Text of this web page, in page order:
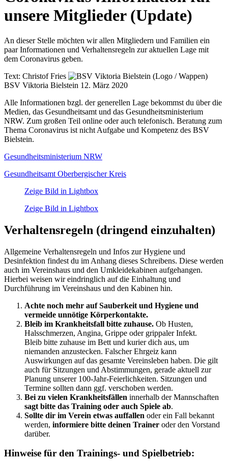
unsere Mitglieder (Update)
An dieser Stelle möchten wir allen Mitgliedern und Familien ein
paar Informationen und Verhaltensregeln zur aktuellen Lage mit
dem Coronavirus geben.
Text: Christof Fries
BSV Viktoria Bielstein 12. März 2020
Alle Informationen bzgl. der generellen Lage bekommst du über die
Medien, das Gesundheitsamt und das Gesundheitsministerium
NRW. Zum großen Teil online oder auch telefonisch. Beratung zum
Thema Coronavirus ist nicht Aufgabe und Kompetenz des BSV
Bielstein.
Gesundheitsministerium NRW
Gesundheitsamt Oberbergischer Kreis
Zeige Bild in Lightbox
Zeige Bild in Lightbox
Verhaltensregeln (dringend einzuhalten)
Allgemeine Verhaltensregeln und Infos zur Hygiene und
Desinfektion findest du im Anhang dieses Schreibens. Diese werden
auch im Vereinshaus und den Umkleidekabinen aufgehangen.
Hierbei weisen wir eindringlich auf die Einhaltung und
Durchführung im Vereinshaus und den Kabinen hin.
Achte noch mehr auf Sauberkeit und Hygiene und
vermeide unnötige Körperkontakte.
Bleib im Krankheitsfall bitte zuhause. Ob Husten,
Halsschmerzen, Angina, Grippe oder grippaler Infekt.
Bleib bitte zuhause im Bett und kurier dich aus, um
niemanden anzustecken. Falscher Ehrgeiz kann
Auswirkungen auf das gesamte Vereinsleben haben. Die gilt
auch für Sitzungen und Abstimmungen, gerade aktuell zur
Planung unserer 100-Jahr-Feierlichkeiten. Sitzungen und
Termine sollten dann ggf. verschoben werden.
Bei zu vielen Krankheitsfällen innerhalb der Mannschaften
sagt bitte das Training oder auch Spiele ab.
Sollte dir im Verein etwas auffallen oder ein Fall bekannt
werden, informiere bitte deinen Trainer oder den Vorstand
darüber.
Hinweise für den Trainings- und Spielbetrieb: